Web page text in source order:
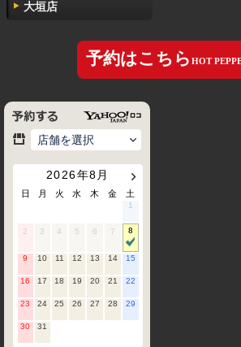
大垣店
予約はこちら HOT